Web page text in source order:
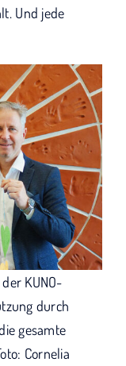
Und jede
KUNO-
durch
gesamte
Cornelia